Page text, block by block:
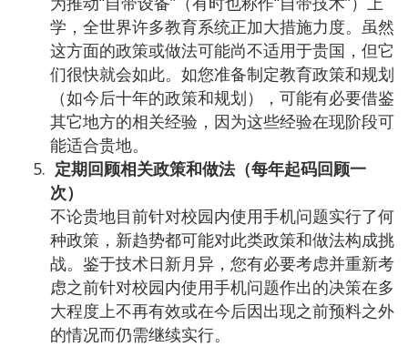
学，全世界许多教育系统正加大措施力度。虽然
这方面的政策或做法可能尚不适用于贵国，但它
们很快就会如此。如您准备制定教育政策和规划
（如今后十年的政策和规划），可能有必要借鉴
其它地方的相关经验，因为这些经验在现阶段可
能适合贵地。
定期回顾相关政策和做法（每年起码回顾一
次）
不论贵地目前针对校园内使用手机问题实行了何
种政策，新趋势都可能对此类政策和做法构成挑
战。鉴于技术日新月异，您有必要考虑并重新考
虑之前针对校园内使用手机问题作出的决策在多
大程度上不再有效或在今后因出现之前预料之外
的情况而仍需继续实行。